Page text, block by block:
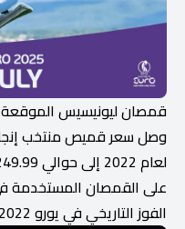
قمصان ليونيسيس الموقعة
على القمصان المستخدمة
الفوز التاريخي في يورو 2022.